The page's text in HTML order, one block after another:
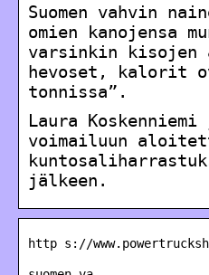
Suomen vahvin
omien kanojensa
varsinkin kisojen
hevoset, kalorit
tonnissa”.
Laura
voimailuun
jälkeen.
http s://